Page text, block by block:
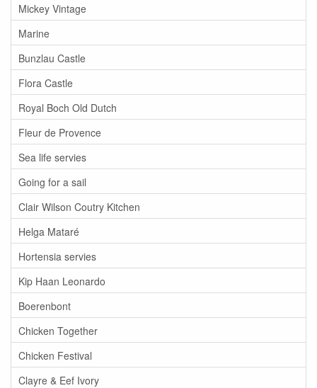
Mickey Vintage
Marine
Bunzlau Castle
Flora Castle
Royal Boch Old Dutch
Fleur de Provence
Sea life servies
Going for a sail
Clair Wilson Coutry Kitchen
Helga Mataré
Hortensia servies
Kip Haan Leonardo
Boerenbont
Chicken Together
Chicken Festival
Clayre & Eef Ivory